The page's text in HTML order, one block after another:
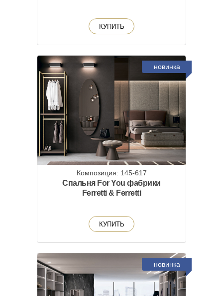
КУПИТЬ
новинка
Композиция: 145-617
Спальня For You фабрики
Ferretti & Ferretti
КУПИТЬ
новинка